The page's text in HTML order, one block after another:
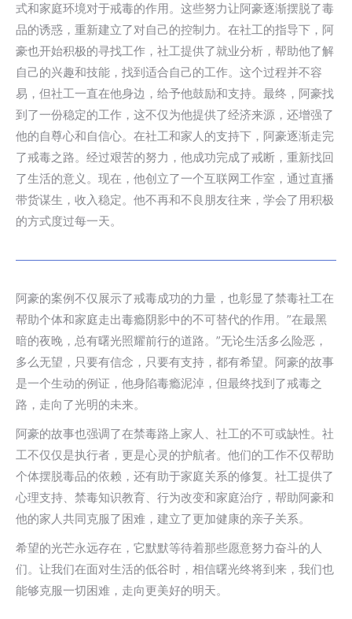
式和家庭环境对于戒毒的作用。这些努力让阿豪逐渐摆脱了毒
品的诱惑，重新建立了对自己的控制力。在社工的指导下，阿
豪也开始积极的寻找工作，社工提供了就业分析，帮助他了解
自己的兴趣和技能，找到适合自己的工作。这个过程并不容
易，但社工一直在他身边，给予他鼓励和支持。最终，阿豪找
到了一份稳定的工作，这不仅为他提供了经济来源，还增强了
他的自尊心和自信心。在社工和家人的支持下，阿豪逐渐走完
了戒毒之路。经过艰苦的努力，他成功完成了戒断，重新找回
了生活的意义。现在，他创立了一个互联网工作室，通过直播
带货谋生，收入稳定。他不再和不良朋友往来，学会了用积极
的方式度过每一天。
阿豪的案例不仅展示了戒毒成功的力量，也彰显了禁毒社工在
帮助个体和家庭走出毒瘾阴影中的不可替代的作用。”在最黑
暗的夜晚，总有曙光照耀前行的道路。”无论生活多么险恶，
多么无望，只要有信念，只要有支持，都有希望。阿豪的故事
是一个生动的例证，他身陷毒瘾泥淖，但最终找到了戒毒之
路，走向了光明的未来。
阿豪的故事也强调了在禁毒路上家人、社工的不可或缺性。社
工不仅仅是执行者，更是心灵的护航者。他们的工作不仅帮助
个体摆脱毒品的依赖，还有助于家庭关系的修复。社工提供了
心理支持、禁毒知识教育、行为改变和家庭治疗，帮助阿豪和
他的家人共同克服了困难，建立了更加健康的亲子关系。
希望的光芒永远存在，它默默等待着那些愿意努力奋斗的人
们。让我们在面对生活的低谷时，相信曙光终将到来，我们也
能够克服一切困难，走向更美好的明天。